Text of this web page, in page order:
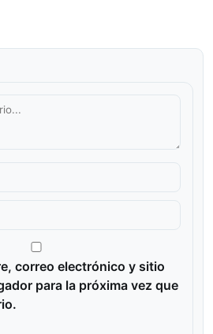
correo electrónico y sitio
para la próxima vez que